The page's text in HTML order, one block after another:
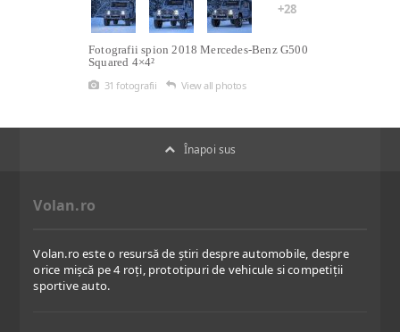
+28
Fotografii spion 2018 Mercedes-Benz G500
Squared 4×4²
31 fotografii
View all photos
Înapoi sus
Volan.ro
Volan.ro este o resursă de știri despre automobile, despre
orice mișcă pe 4 roți, prototipuri de vehicule si competiții
sportive auto.